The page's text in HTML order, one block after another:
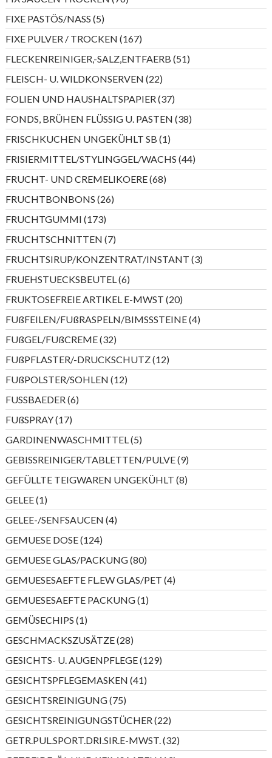
Produkte
FIXE PASTÖS/NASS 55
Produkte
FIXE PULVER / TROCKEN 167167
Produkte
FLECKENREINIGER,-SALZ,ENTFAERB 5151
Produkte
FLEISCH- U. WILDKONSERVEN 2222
Produkte
FOLIEN UND HAUSHALTSPAPIER 3737
Produkte
FONDS, BRÜHEN FLÜSSIG U. PASTEN 3838
Produkte
FRISCHKUCHEN UNGEKÜHLT SB 11
Produkt
FRISIERMITTEL/STYLINGGEL/WACHS 4444
Produkte
FRUCHT- UND CREMELIKOERE 6868
Produkte
FRUCHTBONBONS 2626
Produkte
FRUCHTGUMMI 173173
Produkte
FRUCHTSCHNITTEN 77
Produkte
FRUCHTSIRUP/KONZENTRAT/INSTANT 33
Produkte
FRUEHSTUECKSBEUTEL 66
Produkte
FRUKTOSEFREIE ARTIKEL E-MWST 2020
Produkte
FUßFEILEN/FUßRASPELN/BIMSSSTEINE 44
Produkte
FUßGEL/FUßCREME 3232
Produkte
FUßPFLASTER/-DRUCKSCHUTZ 1212
Produkte
FUßPOLSTER/SOHLEN 1212
Produkte
FUSSBAEDER 66
Produkte
FUßSPRAY 1717
Produkte
GARDINENWASCHMITTEL 55
Produkte
GEBISSREINIGER/TABLETTEN/PULVE 99
Produkte
GEFÜLLTE TEIGWAREN UNGEKÜHLT 88
Produkte
GELEE 11
Produkt
GELEE-/SENFSAUCEN 44
Produkte
GEMUESE DOSE 124124
Produkte
GEMUESE GLAS/PACKUNG 8080
Produkte
GEMUESESAEFTE FL.EW GLAS/PET 44
Produkte
GEMUESESAEFTE PACKUNG 11
Produkt
GEMÜSECHIPS 11
Produkt
GESCHMACKSZUSÄTZE 2828
Produkte
GESICHTS- U. AUGENPFLEGE 129129
Produkte
GESICHTSPFLEGEMASKEN 4141
Produkte
GESICHTSREINIGUNG 7575
Produkte
GESICHTSREINIGUNGSTÜCHER 2222
Produkte
GETR.PUL.SPORT.DRI.SIR.E-MWST. 3232
Produkte